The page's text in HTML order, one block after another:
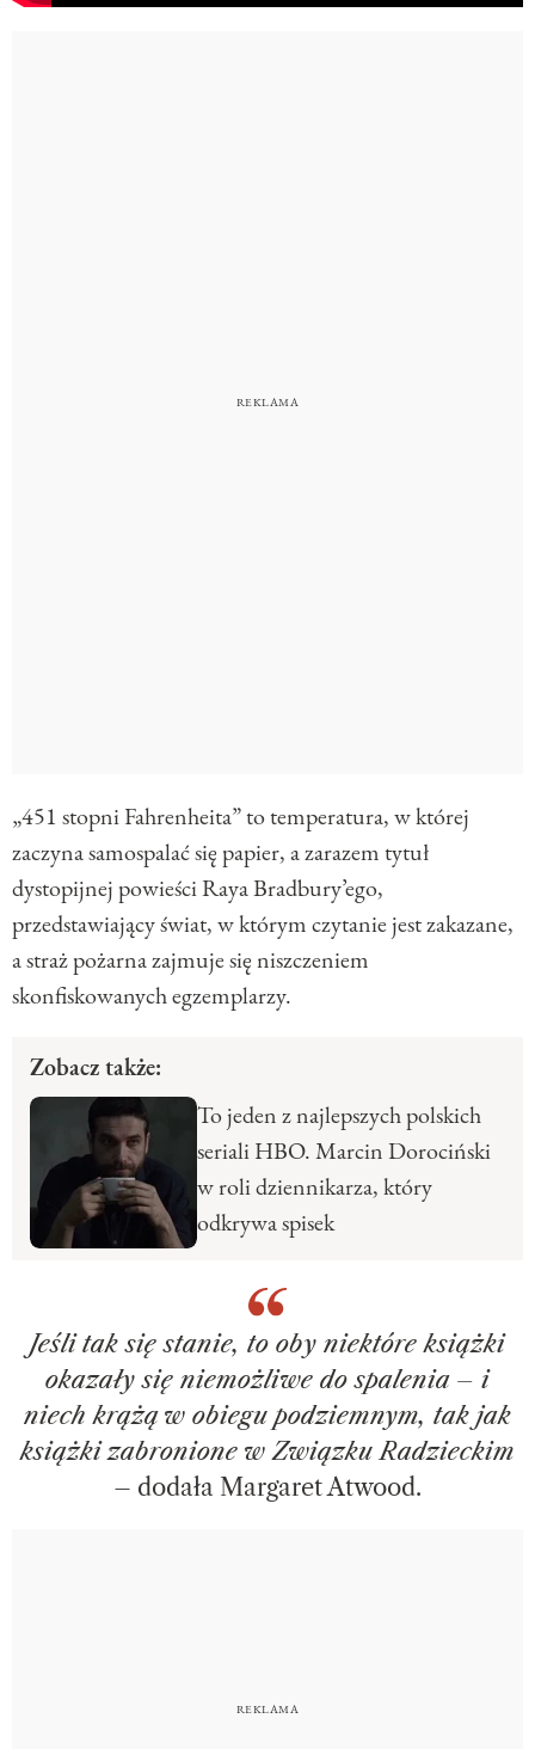
„451 stopni Fahrenheita” to temperatura, w której
zaczyna samospalać się papier, a zarazem tytuł
dystopijnej powieści Raya Bradbury’ego,
przedstawiający świat, w którym czytanie jest zakazane,
a straż pożarna zajmuje się niszczeniem
skonfiskowanych egzemplarzy.
Zobacz także:
To jeden z najlepszych polskich
seriali HBO. Marcin Dorociński
w roli dziennikarza, który
odkrywa spisek
Jeśli tak się stanie, to oby niektóre książki
okazały się niemożliwe do spalenia – i
niech krążą w obiegu podziemnym, tak jak
książki zabronione w Związku Radzieckim
– dodała Margaret Atwood.